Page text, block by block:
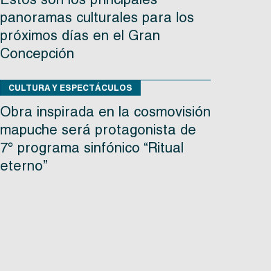
panoramas culturales para los
próximos días en el Gran
Concepción
CULTURA Y ESPECTÁCULOS
Obra inspirada en la cosmovisión
mapuche será protagonista de
7° programa sinfónico “Ritual
eterno”